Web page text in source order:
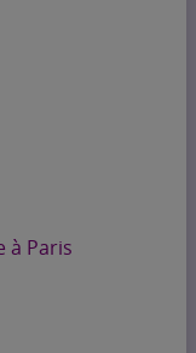
à Paris